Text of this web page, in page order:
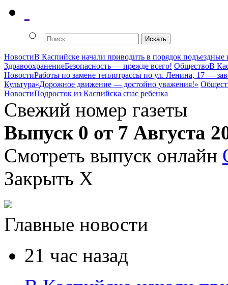
НовостиВ Каспийске начали приводить в порядок
ЗдравоохранениеБезопасность — прежде всего! ОбществоВ
НовостиРаботы по замене теплотрассы по ул. Ленина, 17 —
Культура«Дорожное движение — достойно уважения!»
НовостиПодросток из Каспийска спас ребенка
Свежий номер газеты
Выпуск 0 от 7 Августа
Смотреть выпуск онлайн
Закрыть X
Главные новости
21 час назад